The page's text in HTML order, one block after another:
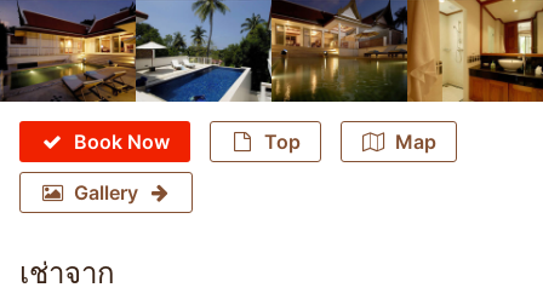
Book Now Top Map
Gallery
เช่าจาก